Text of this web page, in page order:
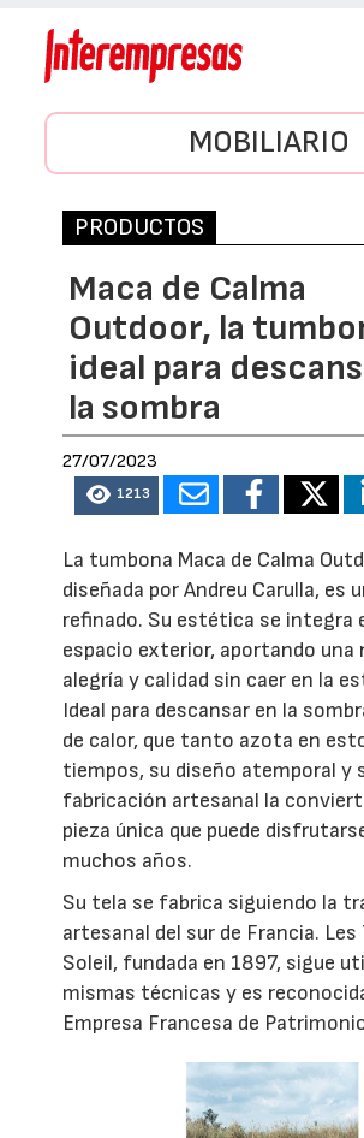
MOBILIARIO
PRODUCTOS
Maca de Calma
Outdoor, la
ideal para
la sombra
27/07/2023
1213
La tumbona Maca de Calma
diseñada por Andreu Carulla, es
refinado. Su estética se integra
espacio exterior, aportando una
alegría y calidad sin caer en la
Ideal para descansar en la
de calor, que tanto azota en
tiempos, su diseño atemporal y
fabricación artesanal la
pieza única que puede
muchos años.
Su tela se fabrica siguiendo la
artesanal del sur de Francia. Les
Soleil, fundada en 1897, sigue
mismas técnicas y es
Empresa Francesa de